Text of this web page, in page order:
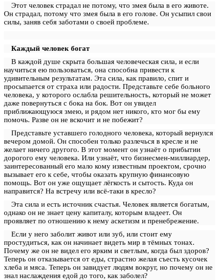
Этот человек страдал не потому, что змея была в его животе.
Он страдал, потому что змея была в его голове. Он усыпил свои
силы, заняв себя заботами о своей проблеме.
Каждый человек богат
В каждой душе скрыта большая человеческая сила, и если
научиться ею пользоваться, она способна привести к
удивительным результатам. Эта сила, как правило, спит и
просыпается от страха или радости. Представьте себе больного
человека, у которого ослабла решительность, который не может
даже повернуться с бока на бок. Вот он увидел
приближающуюся змею, и рядом нет никого, кто мог бы ему
помочь. Разве он не вскочит и не побежит?
Представьте уставшего голодного человека, который вернулся
вечером домой. Он способен только разлечься в кресле и не
желает ничего другого. В этот момент он узнаёт о прибытии
дорогого ему человека. Или узнаёт, что бизнесмен-миллиардер,
заинтересованный его мало кому известным проектом, срочно
вызывает его к себе, чтобы оказать крупную финансовую
помощь. Вот он уже ощущает лёгкость и сытость. Куда он
направится? На встречу или всё-таки в кресло?
Эта сила и есть источник счастья. Человек является богатым,
однако он не знает цену капиталу, которым владеет. Он
проявляет по отношению к нему аскетизм и пренебрежение.
Если у него заболит живот или зуб, или стоит ему
простудиться, как он начинает видеть мир в тёмных тонах.
Почему же он не видел его ярким и светлым, когда был здоров?
Теперь он отказывается от еды, страстно желая съесть кусочек
хлеба и мяса. Теперь он завидует людям вокруг, но почему он не
знал наслаждения едой до того, как заболел?